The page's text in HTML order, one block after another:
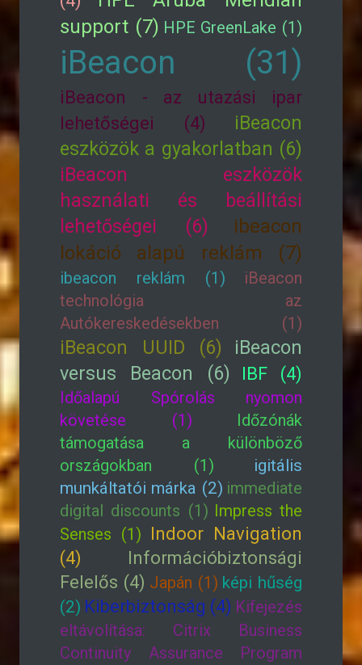
support (7) HPE GreenLake (1)
iBeacon (31)
iBeacon - az utazási ipar
lehetőségei (4)
iBeacon
eszközök a gyakorlatban (6)
iBeacon eszközök
használati és beállítási
lehetőségei (6)
ibeacon
lokáció alapú reklám (7)
ibeacon reklám (1)
iBeacon
technológia az
Autókereskedésekben (1)
iBeacon UUID (6)
iBeacon
versus Beacon (6)
IBF (4)
Időalapú Spórolás nyomon
követése (1)
Időzónák
támogatása a különböző
országokban (1)
igitális
munkáltatói márka (2) immediate
digital discounts (1) Impress the
Senses (1) Indoor Navigation
(4)
Információbiztonsági
Felelős (4) Japán (1) képi hűség
(2) Kiberbiztonság (4) Kifejezés
eltávolítása: Citrix Business
Continuity Assurance Program